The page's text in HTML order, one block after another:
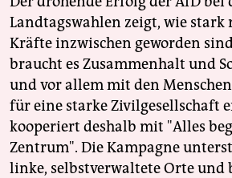
Landtagswahlen zeigt, wie stark
Kräfte inzwischen geworden
braucht es Zusammenhalt und
und vor allem mit den
für eine starke Zivilgesellschaft
kooperiert deshalb mit "Alles
Zentrum". Die Kampagne
linke, selbstverwaltete Orte und